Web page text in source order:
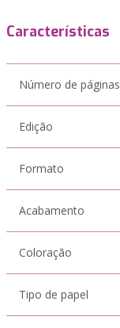
Características
Número de páginas
Edição
Formato
Acabamento
Coloração
Tipo de papel